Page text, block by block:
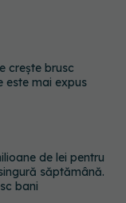
este mai expus
săptămână.
bani